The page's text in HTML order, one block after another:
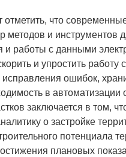
отметить, что
методов и инструментов
и работы с данными
и упростить
исправления ошибок,
в автоматизации
заключается в том,
о застройке
потенциала
плановых